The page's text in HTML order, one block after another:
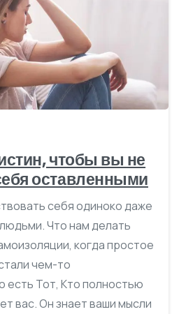
0
чтобы вы не
оставленными
себя одиноко даже
Что нам делать
когда простое
чем-то
есть Тот, Кто полностью
вас. Он знает ваши мысли